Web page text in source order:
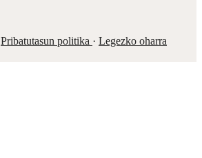
Pribatutasun politika · Legezko oharra